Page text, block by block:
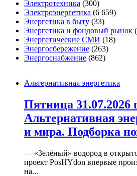
Электротехника (300)
Электроэнергетика (6 659)
Энергетика в быту (33)
Энергетика и фондовый рынок
Энергетические СМИ (18)
Энергосбережение (263)
Энергоснабжение (862)
Альтернативная энергетика
Пятница 31.07.2026
Альтернативная
и мира. Подборка
— «Зелёный» водород в
проект PosHYdon впервые
на...